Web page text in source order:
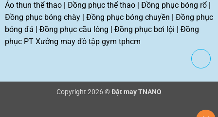
Áo thun thể thao| Đồng phục thể thao| Đồng phục bóng rổ|
Đồng phục bóng chày| Đồng phục bóng chuyền | Đồng phục
bóng đá | Đồng phục cầu lông | Đồng phục bơi lội | Đồng
phục PT Xưởng may đồ tập gym tphcm
Copyright 2026 ©Đặt may TNANO